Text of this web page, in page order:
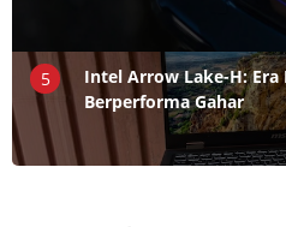
5
Intel Arrow Lake-H: Era
Berperforma Gahar